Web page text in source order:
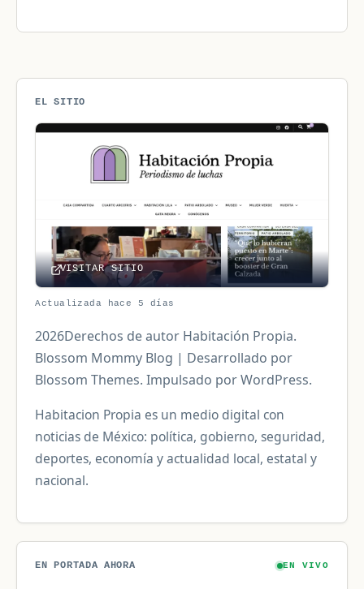
EL SITIO
VISITAR SITIO
Actualizada hace 5 días
2026Derechos de autor Habitación Propia.
Blossom Mommy Blog | Desarrollado por
Blossom Themes. Impulsado por WordPress.
Habitacion Propia es un medio digital con
noticias de México: política, gobierno, seguridad,
deportes, economía y actualidad local, estatal y
nacional.
EN PORTADA AHORA EN VIVO